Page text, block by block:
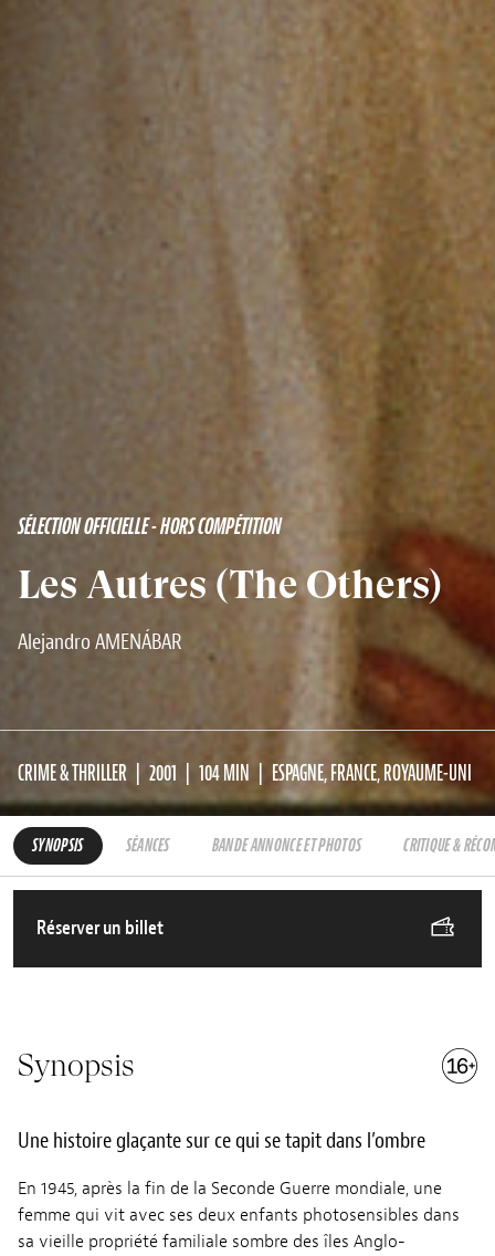
SÉLECTION OFFICIELLE - HORS COMPÉTITION
Les Autres (The Others)
Alejandro AMENÁBAR
CRIME & THRILLER 2001 104 MIN ESPAGNE, FRANCE, ROYAUME-UNI
SYNOPSIS SÉANCES BANDE ANNONCE ET PHOTOS CRITIQUE &
Réserver un billet
Synopsis
Une histoire glaçante sur ce qui se tapit dans l’ombre
En 1945, après la fin de la Seconde Guerre mondiale, une
femme qui vit avec ses deux enfants photosensibles dans
sa vieille propriété familiale sombre des îles Anglo-